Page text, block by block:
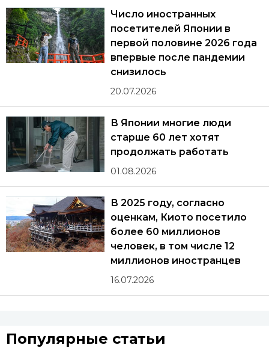
Число иностранных
посетителей Японии в
первой половине 2026 года
впервые после пандемии
снизилось
20.07.2026
В Японии многие люди
старше 60 лет хотят
продолжать работать
01.08.2026
В 2025 году, согласно
оценкам, Киото посетило
более 60 миллионов
человек, в том числе 12
миллионов иностранцев
16.07.2026
Популярные статьи